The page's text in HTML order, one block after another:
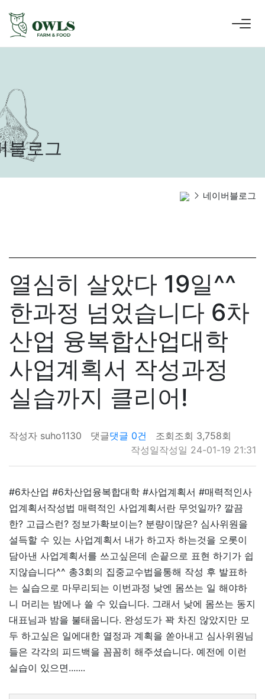
네이버블로그
블로그
열심히 살았다 19일^^
한과정 넘었습니다 6차
산업 융복합산업대학
사업계획서 작성과정
실습까지 클리어!
작성자 suho1130 댓글댓글 0건 조회조회 3,758회
작성일작성일 24-01-19 21:31
#6차산업 #6차산업융복합대학 #사업계획서 #매력적인사
업계획서작성법 매력적인 사업계획서란 무엇일까? 깔끔
한? 고급스런? 정보가확보이는? 분량이많은? 심사위원을
설득할 수 있는 사업계획서 내가 하고자 하는것을 오롯이
담아낸 사업계획서를 쓰고싶은데 손끝으로 표현 하기가 쉽
지않습니다^^ 총3회의 집중교수법을통해 작성 후 발표하
는 실습으로 마무리되는 이번과정 낮엔 몸쓰는 일 해야하
니 머리는 밤에나 쓸 수 있습니다. 그래서 낮에 몸쓰는 동지
대표님과 밤을 불태웁니다. 완성도가 꽉 차진 않았지만 모
두 하고싶은 일에대한 열정과 계획을 쏟아내고 심사위원님
들은 각각의 피드백을 꼼꼼히 해주셨습니다. 예전에 이런
실습이 있으면.......